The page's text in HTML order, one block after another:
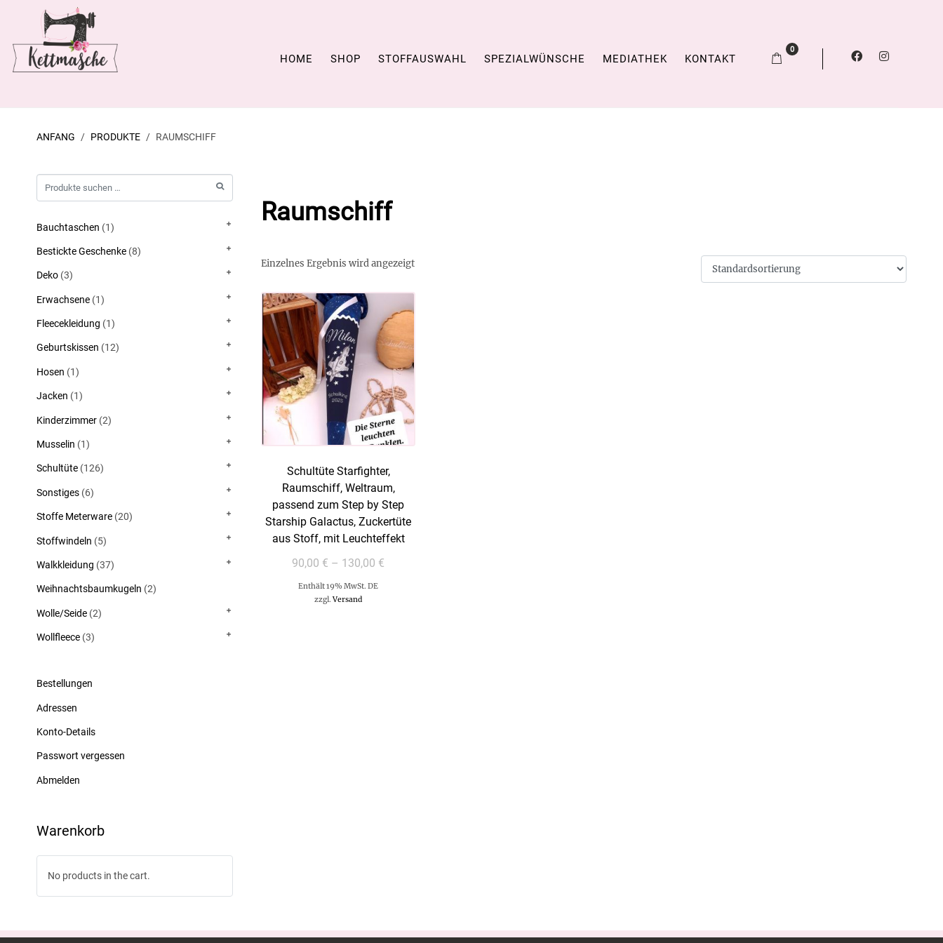
HOME SHOP STOFFAUSWAHL SPEZIALWÜNSCHE MEDIATHEK KONTAKT
0
ANFANG PRODUKTE RAUMSCHIFF
Raumschiff
Einzelnes Ergebnis wird angezeigt
Schultüte Starfighter,
Raumschiff, Weltraum,
passend zum Step by Step
Starship Galactus, Zuckertüte
aus Stoff, mit Leuchteffekt
90,00 € – 130,00 €
Enthält 19% MwSt. DE
zzgl.Versand
Bauchtaschen (1)
Bestickte Geschenke (8)
Deko (3)
Erwachsene (1)
Fleecekleidung (1)
Geburtskissen (12)
Hosen (1)
Jacken (1)
Kinderzimmer (2)
Musselin (1)
Schultüte (126)
Sonstiges (6)
Stoffe Meterware (20)
Stoffwindeln (5)
Walkkleidung (37)
Weihnachtsbaumkugeln (2)
Wolle/Seide (2)
Wollfleece (3)
Bestellungen
Adressen
Konto-Details
Passwort vergessen
Abmelden
Warenkorb
No products in the cart.